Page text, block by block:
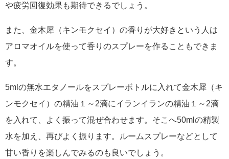
や疲労回復効果も期待できるでしょう。
また、金木犀（キンモクセイ）の香りが大好きという人は
アロマオイルを使って香りのスプレーを作ることもできま
す。
5mlの無水エタノールをスプレーボトルに入れて金木犀（キ
ンモクセイ）の精油１～2滴にイランイランの精油１～2滴
を入れて、よく振って混ぜ合わせます。そこへ50mlの精製
水を加え、再びよく振ります。ルームスプレーなどとして
甘い香りを楽しんでみるのも良いでしょう。